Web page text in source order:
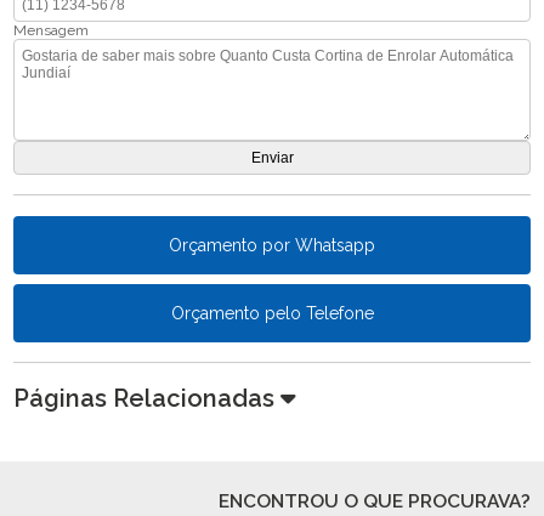
Mensagem
Orçamento por Whatsapp
Orçamento pelo Telefone
Páginas Relacionadas
ENCONTROU O QUE PROCURAVA?